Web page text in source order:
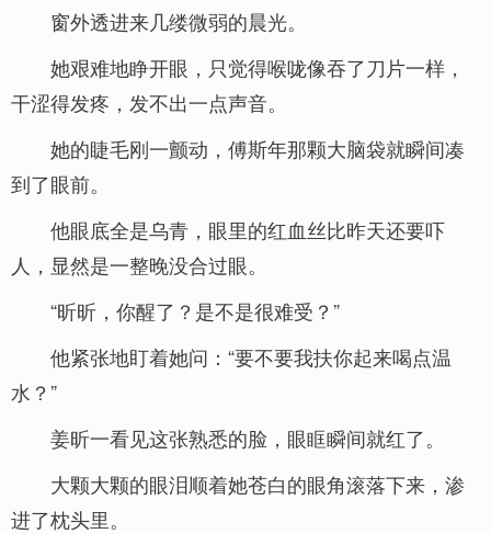
窗外透进来几缕微弱的晨光。
她艰难地睁开眼，只觉得喉咙像吞了刀片一样，
干涩得发疼，发不出一点声音。
她的睫毛刚一颤动，傅斯年那颗大脑袋就瞬间凑
到了眼前。
他眼底全是乌青，眼里的红血丝比昨天还要吓
人，显然是一整晚没合过眼。
“昕昕，你醒了？是不是很难受？”
他紧张地盯着她问：“要不要我扶你起来喝点温
水？”
姜昕一看见这张熟悉的脸，眼眶瞬间就红了。
大颗大颗的眼泪顺着她苍白的眼角滚落下来，渗
进了枕头里。